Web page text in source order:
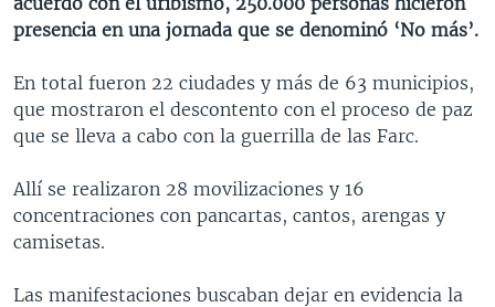
PANORAMA
ESTADOS UNIDOS AL DÍA
EL MUNDO AL DÍA [RADIO]
FORO [RADIO]
SÍGANOS
Idiomas
presencia en una jornada que se denominó ‘No más’.
En total fueron 22 ciudades y más de 63 municipios,
que mostraron el descontento con el proceso de paz
que se lleva a cabo con la guerrilla de las Farc.
Allí se realizaron 28 movilizaciones y 16
concentraciones con pancartas, cantos, arengas y
camisetas.
Las manifestaciones buscaban dejar en evidencia la